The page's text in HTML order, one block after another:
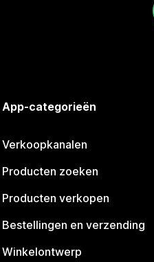
App-categorieën
Verkoopkanalen
Producten zoeken
Producten verkopen
Bestellingen en verzending
Winkelontwerp